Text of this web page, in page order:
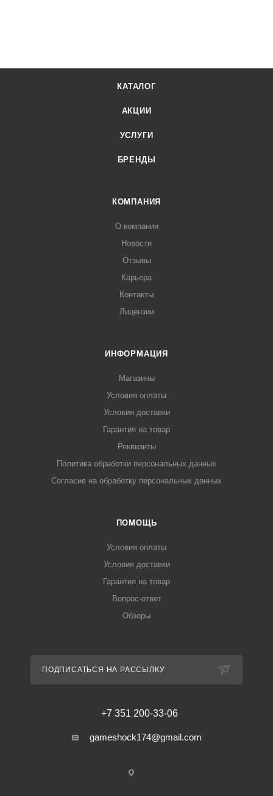
КАТАЛОГ
АКЦИИ
УСЛУГИ
БРЕНДЫ
КОМПАНИЯ
О компании
Новости
Отзывы
Карьера
Контакты
Лицензии
ИНФОРМАЦИЯ
Магазины
Условия оплаты
Условия доставки
Гарантия на товар
Реквизиты
Политика обработки персональных данных
Согласие на обработку персональных данных
ПОМОЩЬ
Условия оплаты
Условия доставки
Гарантия на товар
Вопрос-ответ
Обзоры
ПОДПИСАТЬСЯ НА РАССЫЛКУ
+7 351 200-33-06
gameshock174@gmail.com